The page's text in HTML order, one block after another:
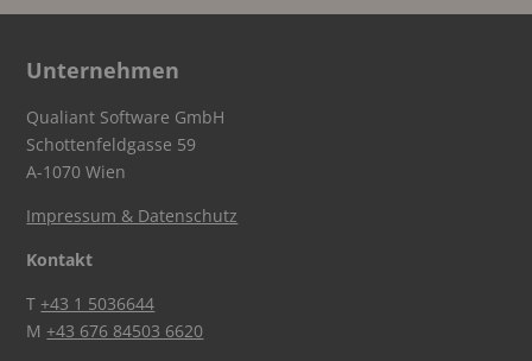
Unternehmen
Qualiant Software GmbH
Schottenfeldgasse 59
A-1070 Wien
Impressum & Datenschutz
Kontakt
T+43 1 5036644
M+43 676 84503 6620